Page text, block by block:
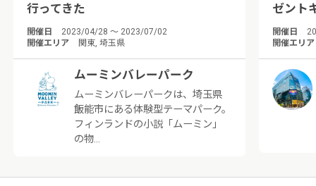
行ってきた
開催日
2023/04/28 ～ 2023/07/02
開催エリア
関東, 埼玉県
ムーミンバレーパーク
ムーミンバレーパークは、埼玉県
飯能市にある体験型テーマパーク。
フィンランドの小説「ムーミン」
の物…
ゼント
開催日
開催エリア